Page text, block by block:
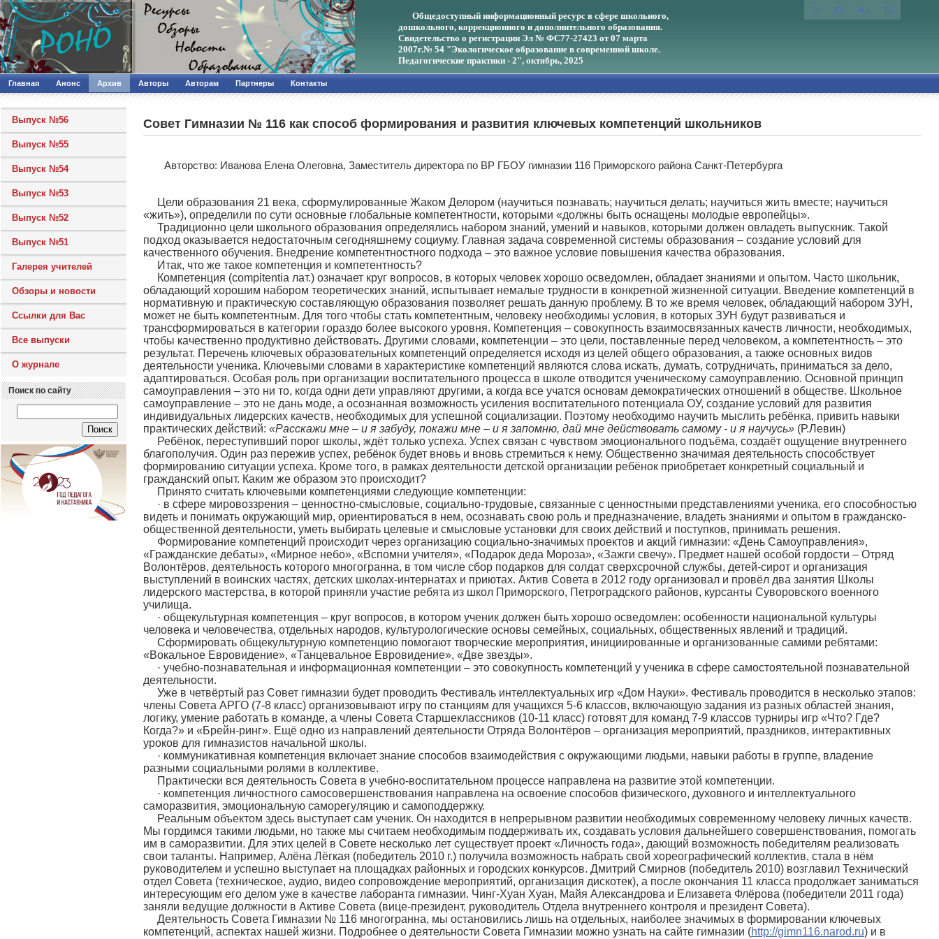
Общедоступный информационный ресурс в сфере школьного,
дошкольного, коррекционного и дополнительного образования.
Свидетельство о регистрации Эл № ФС77-27423 от 07 марта
2007г.№ 54 "Экологическое образование в современной школе.
Педагогические практики - 2", октябрь, 2025
Главная Анонс Архив Авторы Авторам Партнеры Контакты
Выпуск №56
Выпуск №55
Выпуск №54
Выпуск №53
Выпуск №52
Выпуск №51
Галерея учителей
Обзоры и новости
Ссылки для Вас
Все выпуски
О журнале
Поиск по сайту
Совет Гимназии № 116 как способ формирования и развития ключевых компетенций школьников
Авторcтво: Иванова Елена Олеговна, Заместитель директора по ВР ГБОУ гимназии 116 Приморского района Санкт-Петербурга
Цели образования 21 века, сформулированные Жаком Делором (научиться познавать; научиться делать; научиться жить вместе; научиться
«жить»), определили по сути основные глобальные компетентности, которыми «должны быть оснащены молодые европейцы».
Традиционно цели школьного образования определялись набором знаний, умений и навыков, которыми должен овладеть выпускник. Такой
подход оказывается недостаточным сегодняшнему социуму. Главная задача современной системы образования – создание условий для
качественного обучения. Внедрение компетентностного подхода – это важное условие повышения качества образования.
Итак, что же такое компетенция и компетентность?
Компетенция (compitentia лат.) означает круг вопросов, в которых человек хорошо осведомлен, обладает знаниями и опытом. Часто школьник,
обладающий хорошим набором теоретических знаний, испытывает немалые трудности в конкретной жизненной ситуации. Введение компетенций в
нормативную и практическую составляющую образования позволяет решать данную проблему. В то же время человек, обладающий набором ЗУН,
может не быть компетентным. Для того чтобы стать компетентным, человеку необходимы условия, в которых ЗУН будут развиваться и
трансформироваться в категории гораздо более высокого уровня. Компетенция – совокупность взаимосвязанных качеств личности, необходимых,
чтобы качественно продуктивно действовать. Другими словами, компетенции – это цели, поставленные перед человеком, а компетентность – это
результат. Перечень ключевых образовательных компетенций определяется исходя из целей общего образования, а также основных видов
деятельности ученика. Ключевыми словами в характеристике компетенций являются слова искать, думать, сотрудничать, приниматься за дело,
адаптироваться. Особая роль при организации воспитательного процесса в школе отводится ученическому самоуправлению. Основной принцип
самоуправления – это ни то, когда одни дети управляют другими, а когда все учатся основам демократических отношений в обществе. Школьное
самоуправление – это не дань моде, а осознанная возможность усиления воспитательного потенциала ОУ, создание условий для развития
индивидуальных лидерских качеств, необходимых для успешной социализации. Поэтому необходимо научить мыслить ребёнка, привить навыки
практических действий: «Расскажи мне – и я забуду, покажи мне – и я запомню, дай мне действовать самому - и я научусь» (Р.Левин)
Ребёнок, переступивший порог школы, ждёт только успеха. Успех связан с чувством эмоционального подъёма, создаёт ощущение внутреннего
благополучия. Один раз пережив успех, ребёнок будет вновь и вновь стремиться к нему. Общественно значимая деятельность способствует
формированию ситуации успеха. Кроме того, в рамках деятельности детской организации ребёнок приобретает конкретный социальный и
гражданский опыт. Каким же образом это происходит?
Принято считать ключевыми компетенциями следующие компетенции:
· в сфере мировоззрения – ценностно-смысловые, социально-трудовые, связанные с ценностными представлениями ученика, его способностью
видеть и понимать окружающий мир, ориентироваться в нем, осознавать свою роль и предназначение, владеть знаниями и опытом в гражданско-
общественной деятельности, уметь выбирать целевые и смысловые установки для своих действий и поступков, принимать решения.
Формирование компетенций происходит через организацию социально-значимых проектов и акций гимназии: «День Самоуправления»,
«Гражданские дебаты», «Мирное небо», «Вспомни учителя», «Подарок деда Мороза», «Зажги свечу». Предмет нашей особой гордости – Отряд
Волонтёров, деятельность которого многогранна, в том числе сбор подарков для солдат сверхсрочной службы, детей-сирот и организация
выступлений в воинских частях, детских школах-интернатах и приютах. Актив Совета в 2012 году организовал и провёл два занятия Школы
лидерского мастерства, в которой приняли участие ребята из школ Приморского, Петроградского районов, курсанты Суворовского военного
училища.
· общекультурная компетенция – круг вопросов, в котором ученик должен быть хорошо осведомлен: особенности национальной культуры
человека и человечества, отдельных народов, культурологические основы семейных, социальных, общественных явлений и традиций.
Сформировать общекультурную компетенцию помогают творческие мероприятия, инициированные и организованные самими ребятами:
«Вокальное Евровидение», «Танцевальное Евровидение», «Две звезды».
· учебно-познавательная и информационная компетенции – это совокупность компетенций у ученика в сфере самостоятельной познавательной
деятельности.
Уже в четвёртый раз Совет гимназии будет проводить Фестиваль интеллектуальных игр «Дом Науки». Фестиваль проводится в несколько этапов:
члены Совета АРГО (7-8 класс) организовывают игру по станциям для учащихся 5-6 классов, включающую задания из разных областей знания,
логику, умение работать в команде, а члены Совета Старшеклассников (10-11 класс) готовят для команд 7-9 классов турниры игр «Что? Где?
Когда?» и «Брейн-ринг». Ещё одно из направлений деятельности Отряда Волонтёров – организация мероприятий, праздников, интерактивных
уроков для гимназистов начальной школы.
· коммуникативная компетенция включает знание способов взаимодействия с окружающими людьми, навыки работы в группе, владение
разными социальными ролями в коллективе.
Практически вся деятельность Совета в учебно-воспитательном процессе направлена на развитие этой компетенции.
· компетенция личностного самосовершенствования направлена на освоение способов физического, духовного и интеллектуального
саморазвития, эмоциональную саморегуляцию и самоподдержку.
Реальным объектом здесь выступает сам ученик. Он находится в непрерывном развитии необходимых современному человеку личных качеств.
Мы гордимся такими людьми, но также мы считаем необходимым поддерживать их, создавать условия дальнейшего совершенствования, помогать
им в саморазвитии. Для этих целей в Совете несколько лет существует проект «Личность года», дающий возможность победителям реализовать
свои таланты. Например, Алёна Лёгкая (победитель 2010 г.) получила возможность набрать свой хореографический коллектив, стала в нём
руководителем и успешно выступает на площадках районных и городских конкурсов. Дмитрий Смирнов (победитель 2010) возглавил Технический
отдел Совета (техническое, аудио, видео сопровождение мероприятий, организация дискотек), а после окончания 11 класса продолжает заниматься
интересующим его делом уже в качестве лаборанта гимназии. Чинг-Хуан Хуан, Майя Александрова и Елизавета Флёрова (победители 2011 года)
заняли ведущие должности в Активе Совета (вице-президент, руководитель Отдела внутреннего контроля и президент Совета).
Деятельность Совета Гимназии № 116 многогранна, мы остановились лишь на отдельных, наиболее значимых в формировании ключевых
компетенций, аспектах нашей жизни. Подробнее о деятельности Совета Гимназии можно узнать на сайте гимназии (http://gimn116.narod.ru) и в